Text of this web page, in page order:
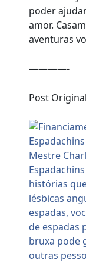
poder
amor.
aventuras
————-
Post